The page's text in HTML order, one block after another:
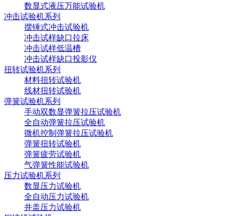
数显式液压万能试验机
冲击试验机系列
摆锤式冲击试验机
冲击试样缺口拉床
冲击试样低温槽
冲击试样缺口投影仪
扭转试验机系列
材料扭转试验机
线材扭转试验机
弹簧试验机系列
手动双数显弹簧拉压试验机
全自动弹簧拉压试验机
微机控制弹簧拉压试验机
弹簧扭转试验机
弹簧疲劳试验机
气弹簧性能试验机
压力试验机系列
数显压力试验机
全自动压力试验机
井盖压力试验机